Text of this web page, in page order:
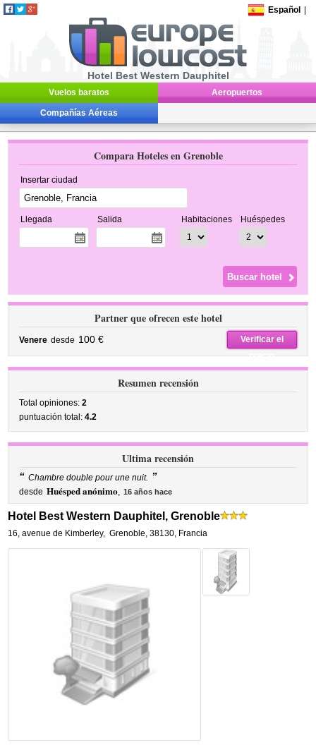
Español
Hotel Best Western Dauphitel
Vuelos baratos Aeropuertos
Compañías Aéreas
Compara Hoteles en Grenoble
Insertar ciudad
Llegada Salida Habitaciones Huéspedes
Partner que ofrecen este hotel
Venere desde 100 €
Verificar el
precio
Resumen recensión
Total opiniones:2
puntuación total:4.2
Ultima recensión
“ Chambre double pour une nuit. ”
desde Huésped anónimo, 16 años hace
Hotel Best Western Dauphitel, Grenoble
16, avenue de Kimberley, Grenoble,38130, Francia